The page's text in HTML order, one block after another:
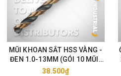
MŨI KHOAN SẮT HSS VÀNG -
ĐEN 1.0-13MM (GÓI 10 MŨI)
TOLSEN 75105-33
38.500₫